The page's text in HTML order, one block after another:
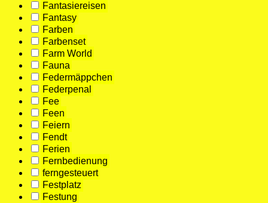
Fantasiereisen
Fantasy
Farben
Farbenset
Farm World
Fauna
Federmäppchen
Federpenal
Fee
Feen
Feiern
Fendt
Ferien
Fernbedienung
ferngesteuert
Festplatz
Festung